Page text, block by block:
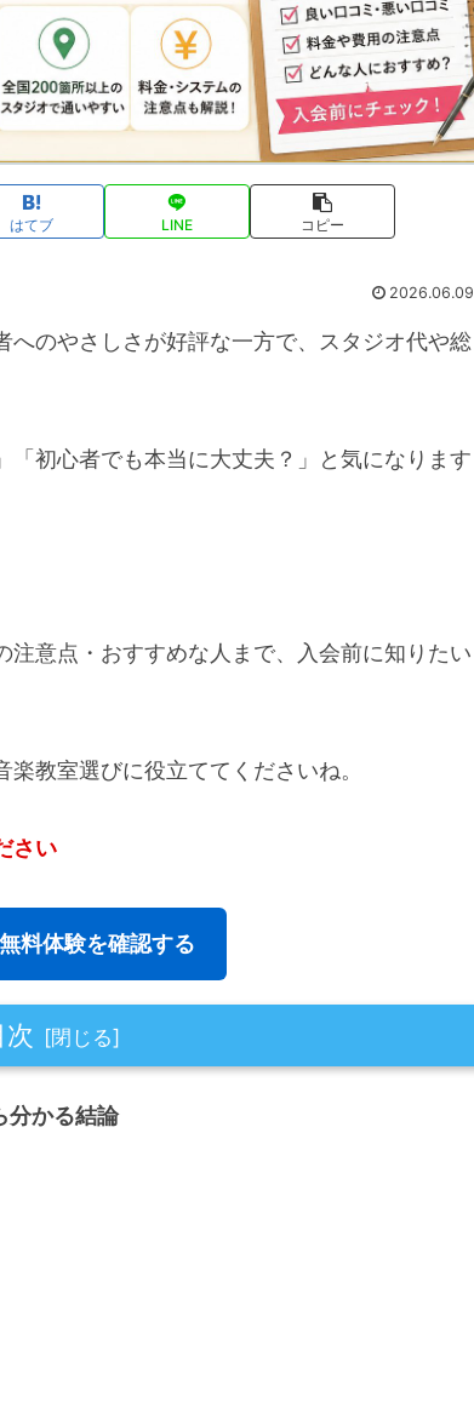
はてブ LINE コピー
2026.06.09
のやさしさが好評な一方で、スタジオ代や総
「初心者でも本当に大丈夫？」と気になります
意点・おすすめな人まで、入会前に知りたい
教室選びに役立ててくださいね。
さい
料体験を確認する
次
分かる結論